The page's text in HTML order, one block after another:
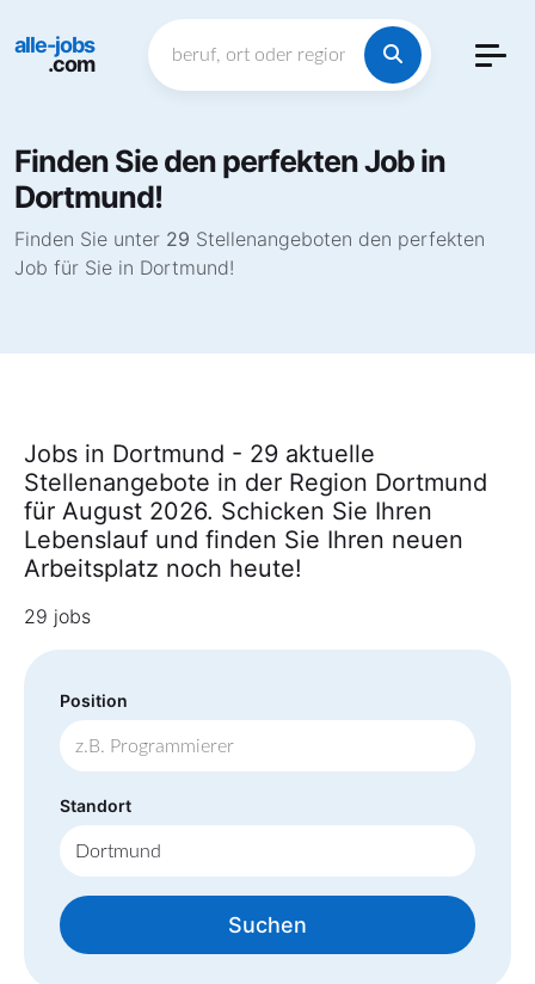
alle-jobs
.com
Finden Sie den perfekten Job in
Dortmund!
Finden Sie unter 29 Stellenangeboten den perfekten
Job für Sie in Dortmund!
Jobs in Dortmund - 29 aktuelle
Stellenangebote in der Region Dortmund
für August 2026. Schicken Sie Ihren
Lebenslauf und finden Sie Ihren neuen
Arbeitsplatz noch heute!
29 jobs
Position
Standort
Suchen